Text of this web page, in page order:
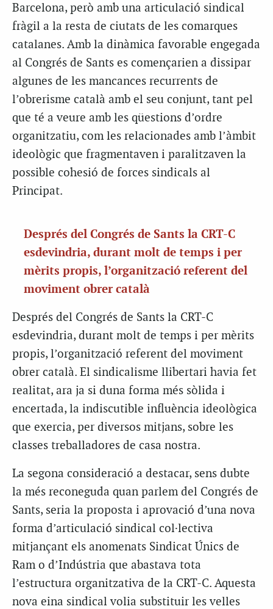
Barcelona, però amb una articulació sindical
fràgil a la resta de ciutats de les comarques
catalanes. Amb la dinàmica favorable engegada
al Congrés de Sants es començarien a dissipar
algunes de les mancances recurrents de
l’obrerisme català amb el seu conjunt, tant pel
que té a veure amb les qüestions d’ordre
organitzatiu, com les relacionades amb l’àmbit
ideològic que fragmentaven i paralitzaven la
possible cohesió de forces sindicals al
Principat.
Després del Congrés de Sants la CRT-C
esdevindria, durant molt de temps i per
mèrits propis, l’organització referent del
moviment obrer català
Després del Congrés de Sants la CRT-C
esdevindria, durant molt de temps i per mèrits
propis, l’organització referent del moviment
obrer català. El sindicalisme llibertari havia fet
realitat, ara ja si duna forma més sòlida i
encertada, la indiscutible influència ideològica
que exercia, per diversos mitjans, sobre les
classes treballadores de casa nostra.
La segona consideració a destacar, sens dubte
la més reconeguda quan parlem del Congrés de
Sants, seria la proposta i aprovació d’una nova
forma d’articulació sindical col·lectiva
mitjançant els anomenats Sindicat Únics de
Ram o d’Indústria que abastava tota
l’estructura organitzativa de la CRT-C. Aquesta
nova eina sindical volia substituir les velles